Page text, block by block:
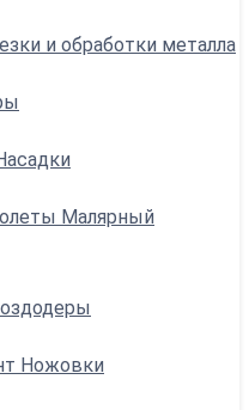
и обработки металла
Малярный
Ножовки